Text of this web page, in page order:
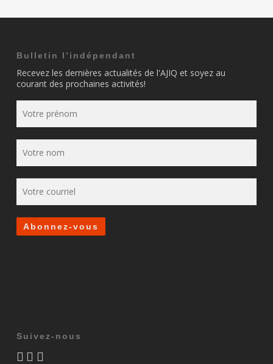
Bulletin l’indépendant
Recevez les dernières actualités de l'AJIQ et soyez au
courant des prochaines activités!
Suivez-nous